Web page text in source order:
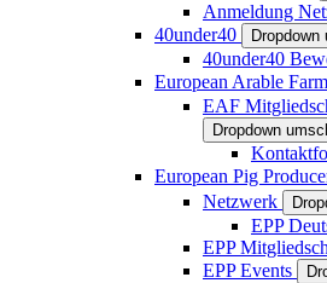
Anmeldung
40under40
40under40
European Arable
EAF
Dropdown
European Pig
Netzwerk
EPP
EPP
EPP Events